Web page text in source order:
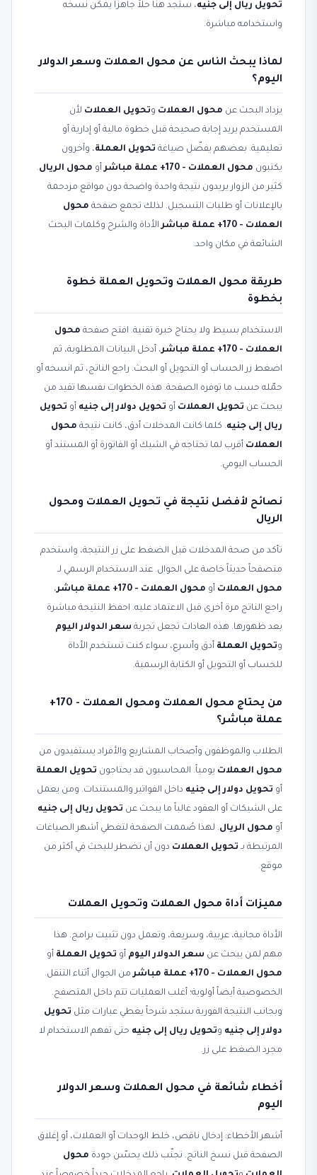
تحويل ريال إلى جنيه، ستجد هنا حلاً جاهزاً يمكن نسخه
واستخدامه مباشرة.
لماذا يبحث الناس عن محول العملات وسعر الدولار
اليوم؟
يزداد البحث عن محول العملات وتحويل العملات لأن
المستخدم يريد إجابة صحيحة قبل خطوة مالية أو إدارية أو
تعليمية. بعضهم يفضّل صياغة تحويل العملة، وآخرون
يكتبون محول العملات - 170+ عملة مباشر أو محول الريال.
كثير من الزوار يريدون نتيجة واحدة واضحة دون مواقع مزدحمة
بالإعلانات أو طلبات التسجيل. لذلك تجمع صفحة محول
العملات - 170+ عملة مباشر
الأداة والشرح وكلمات البحث
الشائعة في مكان واحد.
طريقة محول العملات وتحويل العملة خطوة
بخطوة
الاستخدام بسيط ولا يحتاج خبرة تقنية. افتح صفحة محول
العملات - 170+ عملة مباشر
، أدخل البيانات المطلوبة، ثم
اضغط زر الحساب أو التحويل أو البحث. راجع الناتج، ثم انسخه أو
حمّله حسب ما توفره الصفحة. هذه الخطوات نفسها تفيد من
يبحث عن تحويل العملات أو تحويل دولار إلى جنيه أو تحويل
ريال إلى جنيه. كلما كانت المدخلات أدق، كانت نتيجة محول
العملات أقرب لما تحتاجه في الشيك أو الفاتورة أو المستند أو
الحساب اليومي.
نصائح لأفضل نتيجة في تحويل العملات ومحول
الريال
تأكد من صحة المدخلات قبل الضغط على زر النتيجة، واستخدم
متصفحاً حديثاً خاصة على الجوال. عند الاستخدام الرسمي لـ
محول العملات أو محول العملات - 170+ عملة مباشر
،
راجع الناتج مرة أخرى قبل الاعتماد عليه. احفظ النتيجة مباشرة
بعد ظهورها. هذه العادات تجعل تجربة سعر الدولار اليوم
وتحويل العملة أدق وأسرع، سواء كنت تستخدم الأداة
للحساب أو التحويل أو الكتابة الرسمية.
من يحتاج محول العملات ومحول العملات - 170+
عملة مباشر؟
الطلاب والموظفون وأصحاب المشاريع والأفراد يستفيدون من
محول العملات يومياً. المحاسبون قد يحتاجون تحويل العملة
أو تحويل دولار إلى جنيه داخل الفواتير والمستندات. ومن يعمل
على الشيكات أو العقود غالباً ما يبحث عن تحويل ريال إلى جنيه
أو محول الريال. لهذا صُممت الصفحة لتغطي أشهر الصياغات
المرتبطة بـ تحويل العملات دون أن تضطر للبحث في أكثر من
موقع.
مميزات أداة محول العملات وتحويل العملات
الأداة مجانية، عربية، وسريعة، وتعمل دون تثبيت برامج. هذا
مهم لمن يبحث عن سعر الدولار اليوم أو تحويل العملة أو
محول العملات - 170+ عملة مباشر
من الجوال أثناء التنقل.
الخصوصية أيضاً أولوية؛ أغلب العمليات تتم داخل المتصفح.
وبجانب النتيجة الفورية ستجد شرحاً يغطي عبارات مثل تحويل
دولار إلى جنيه وتحويل ريال إلى جنيه حتى تفهم الاستخدام لا
مجرد الضغط على زر.
أخطاء شائعة في محول العملات وسعر الدولار
اليوم
أشهر الأخطاء: إدخال ناقص، خلط الوحدات أو العملات، أو إغلاق
الصفحة قبل نسخ الناتج. تجنّب ذلك يحسّن جودة محول